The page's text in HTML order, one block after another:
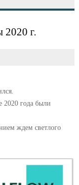
2020 г.
2020 года были
ждем светлого